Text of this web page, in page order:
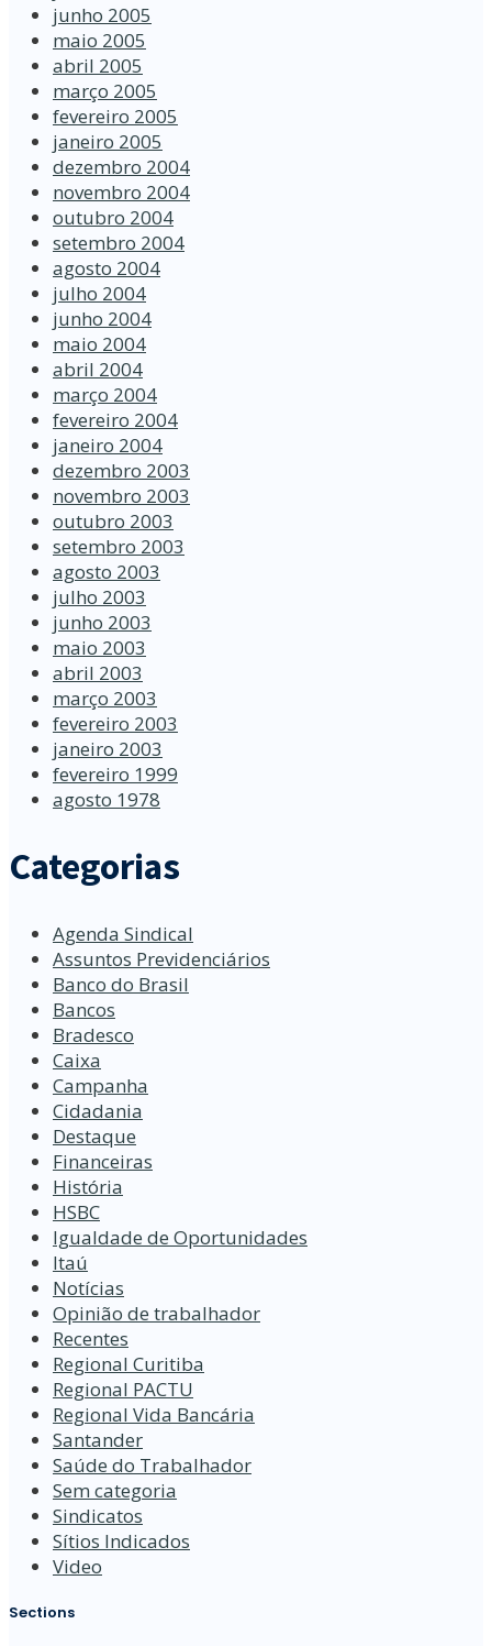
junho 2005
maio 2005
abril 2005
março 2005
fevereiro 2005
janeiro 2005
dezembro 2004
novembro 2004
outubro 2004
setembro 2004
agosto 2004
julho 2004
junho 2004
maio 2004
abril 2004
março 2004
fevereiro 2004
janeiro 2004
dezembro 2003
novembro 2003
outubro 2003
setembro 2003
agosto 2003
julho 2003
junho 2003
maio 2003
abril 2003
março 2003
fevereiro 2003
janeiro 2003
fevereiro 1999
agosto 1978
Categorias
Agenda Sindical
Assuntos Previdenciários
Banco do Brasil
Bancos
Bradesco
Caixa
Campanha
Cidadania
Destaque
Financeiras
História
HSBC
Igualdade de Oportunidades
Itaú
Notícias
Opinião de trabalhador
Recentes
Regional Curitiba
Regional PACTU
Regional Vida Bancária
Santander
Saúde do Trabalhador
Sem categoria
Sindicatos
Sítios Indicados
Video
Sections